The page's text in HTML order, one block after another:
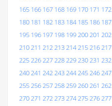
165 166 167 168 169 170 171 172
180 181 182 183 184 185 186 187
195 196 197 198 199200201 202
210211 212213214215216217
225226227228229230231 232
240241 242243244245246247
255256257258259260261 262
270271 272273274275276277